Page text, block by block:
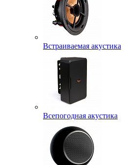
Встраиваемая акустика
Всепогодная акустика